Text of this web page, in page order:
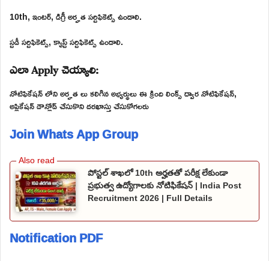
10th, ఇంటర్, డిగ్రీ అర్హత సర్టిఫికెట్స్ ఉండాలి.
స్టడీ సర్టిఫికెట్స్, క్యాస్ట్ సర్టిఫికెట్స్ ఉండాలి.
ఎలా Apply చెయ్యాలి:
నోటిఫికేషన్ లోని అర్హత లు కలిగిన అభ్యర్థులు ఈ క్రింది లింక్స్ ద్వార నోటిఫికేషన్,
అప్లికేషన్ డౌన్లోడ్ చేసుకొని దరఖాస్తు చేసుకోగలరు
Join Whats App Group
పోస్టల్ శాఖలో 10th అర్హతతో పరీక్ష లేకుండా
ప్రభుత్వ ఉద్యోగాలకు నోటిఫికేషన్ | India Post
Recruitment 2026 | Full Details
Notification PDF